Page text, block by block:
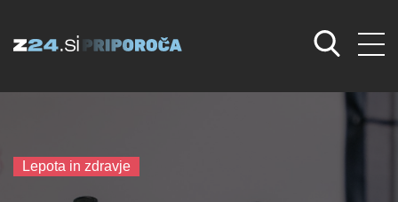
Lepota in zdravje